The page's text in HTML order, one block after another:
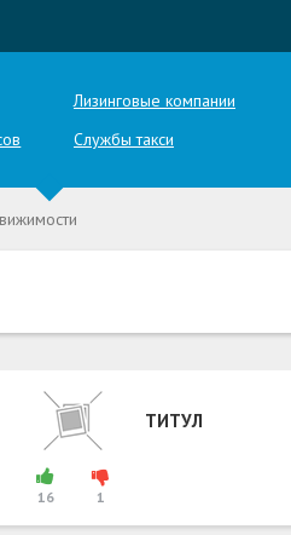
Лизинговые компании
Службы такси
16 1
ТИТУЛ